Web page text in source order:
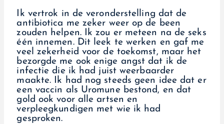
Ik vertrok in de veronderstelling dat de
antibiotica me zeker weer op de been
zouden helpen. Ik zou er meteen na de seks
één innemen. Dit leek te werken en gaf me
veel zekerheid voor de toekomst, maar het
bezorgde me ook enige angst dat ik de
infectie die ik had juist weerbaarder
maakte. Ik had nog steeds geen idee dat er
een vaccin als Uromune bestond, en dat
gold ook voor alle artsen en
verpleegkundigen met wie ik had
gesproken.